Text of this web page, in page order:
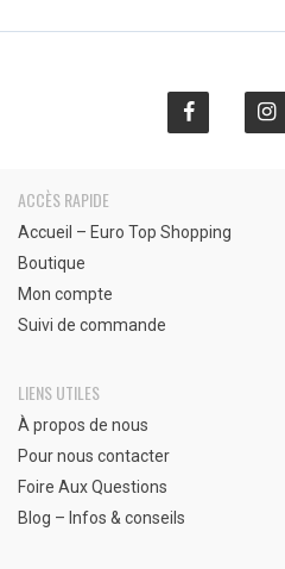
€28,99
ACCÈS RAPIDE
Accueil – Euro Top Shopping
Boutique
Mon compte
Suivi de commande
LIENS UTILES
À propos de nous
Pour nous contacter
Foire Aux Questions
Blog – Infos & conseils